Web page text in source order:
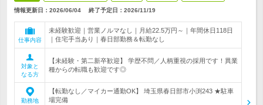
情報更新日：2026/06/04 終了予定日： 2026/11/19
仕事内容
未経験歓迎｜営業ノルマなし｜月給22.5万円～｜年間休日118日
｜住宅手当あり｜春日部勤務＆転勤なし
対象と
なる方
【未経験・第二新卒歓迎】 学歴不問／人柄重視の採用です！異業
種からの転職も歓迎です◎
勤務地
【転勤なし／マイカー通勤OK】 埼玉県春日部市小渕243 ★駐車
場完備